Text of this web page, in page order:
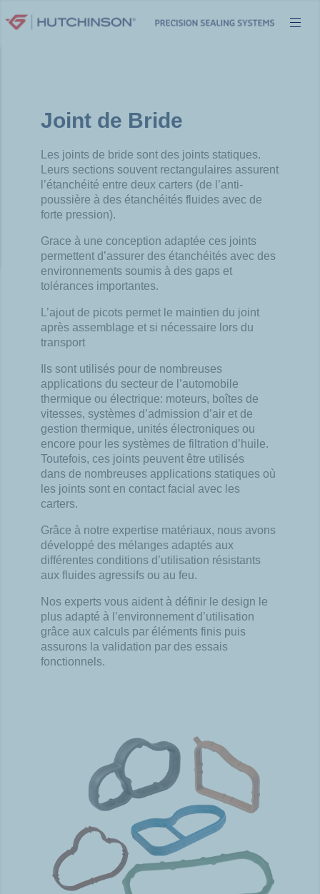
au
Joint de Bride
Les joints de bride sont des joints statiques.
Leurs sections souvent rectangulaires assurent
l’étanchéité entre deux carters (de l’anti-
poussière à des étanchéités fluides avec de
forte pression).
Grace à une conception adaptée ces joints
permettent d’assurer des étanchéités avec des
environnements soumis à des gaps et
tolérances importantes.
L’ajout de picots permet le maintien du joint
après assemblage et si nécessaire lors du
transport
Ils sont utilisés pour de nombreuses
applications du secteur de l’automobile
thermique ou électrique: moteurs, boîtes de
vitesses, systèmes d’admission d’air et de
gestion thermique, unités électroniques ou
encore pour les systèmes de filtration d’huile.
Toutefois, ces joints peuvent être utilisés
dans de nombreuses applications statiques où
les joints sont en contact facial avec les
carters.
Grâce à notre expertise matériaux, nous avons
développé des mélanges adaptés aux
différentes conditions d’utilisation résistants
aux fluides agressifs ou au feu.
Nos experts vous aident à définir le design le
plus adapté à l’environnement d’utilisation
grâce aux calculs par éléments finis puis
assurons la validation par des essais
fonctionnels.